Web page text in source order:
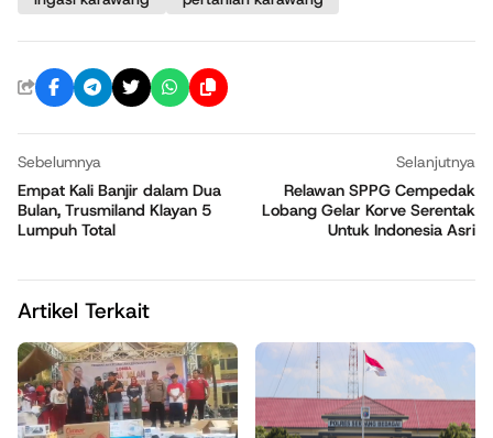
Sebelumnya
Empat Kali Banjir dalam Dua
Bulan, Trusmiland Klayan 5
Lumpuh Total
Selanjutnya
Relawan SPPG Cempedak
Lobang Gelar Korve Serentak
Untuk Indonesia Asri
Artikel Terkait